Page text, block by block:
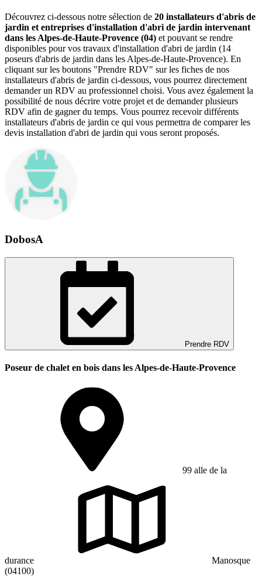
Découvrez ci-dessous notre sélection de 20 installateurs d'abris de
jardin et entreprises d'installation d'abri de jardin intervenant
dans les Alpes-de-Haute-Provence (04) et pouvant se rendre
disponibles pour vos travaux d'installation d'abri de jardin (14
poseurs d'abris de jardin dans les Alpes-de-Haute-Provence). En
cliquant sur les boutons "Prendre RDV" sur les fiches de nos
installateurs d'abris de jardin ci-dessous, vous pourrez directement
demander un RDV au professionnel choisi. Vous avez également la
possibilité de nous décrire votre projet et de demander plusieurs
RDV afin de gagner du temps. Vous pourrez recevoir différents
installateurs d'abris de jardin ce qui vous permettra de comparer les
devis installation d'abri de jardin qui vous seront proposés.
DobosA
Prendre RDV
Poseur de chalet en bois dans les Alpes-de-Haute-Provence
99 alle de la
durance
Manosque
(04100)